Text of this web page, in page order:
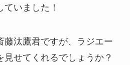
いました！
藤汰鷹君ですが、ラジエー
見せてくれるでしょうか？